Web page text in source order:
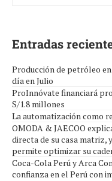
Entradas
Producción de petróleo
día en Julio
ProInnóvate financiará
S/1.8 millones
La automatización como
OMODA & JAECOO
directa de su casa matriz,
permite optimizar su
Coca-Cola Perú y Arca
confianza en el Perú con